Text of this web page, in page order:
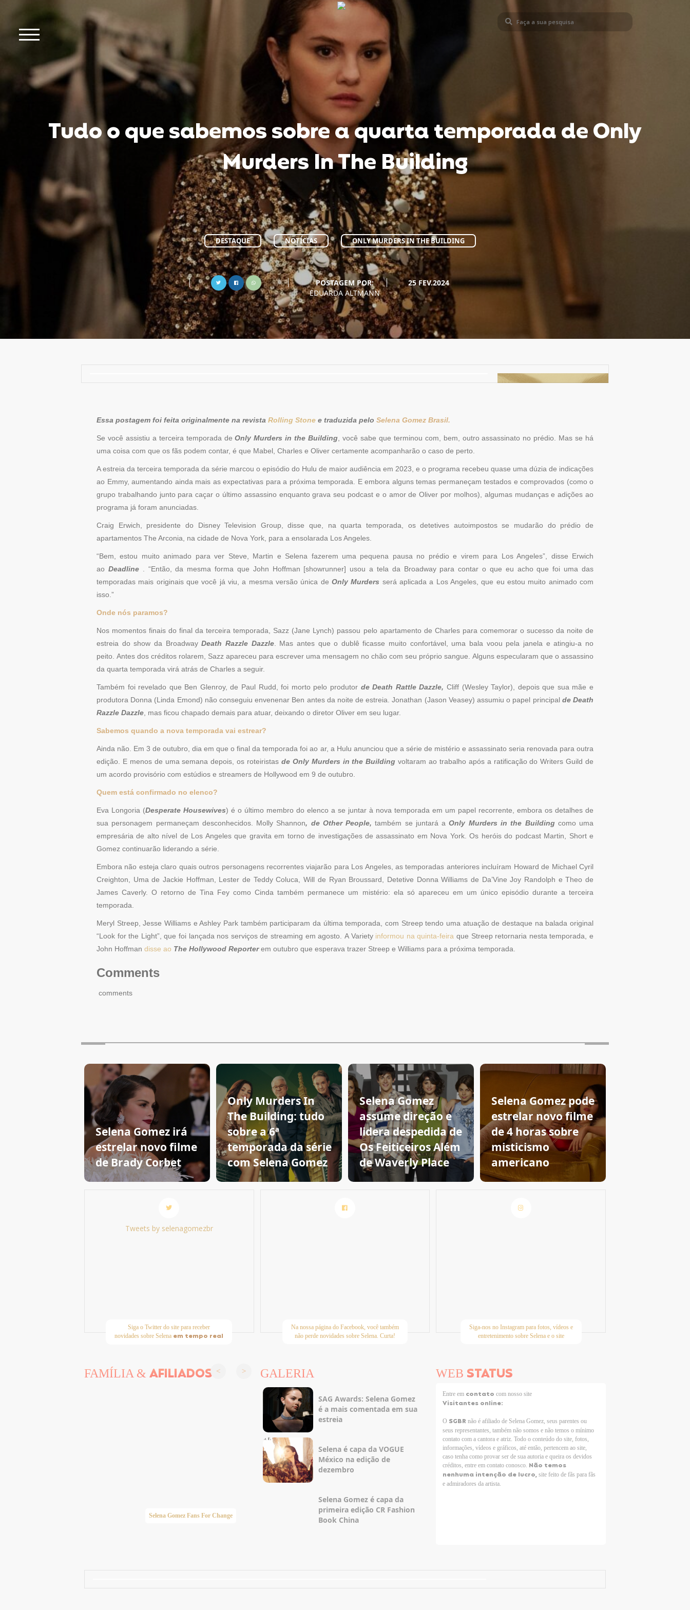
Tudo o que sabemos sobre a quarta temporada de Only
Murders In The Building
DESTAQUE NOTÍCIAS ONLY MURDERS IN THE BUILDING
POSTAGEM POR:
EDUARDA ALTMANN
25 FEV.2024
Essa postagem foi feita originalmente na revista Rolling Stone e traduzida pelo Selena Gomez Brasil.
Se você assistiu a terceira temporada deOnly Murders in the Building , você sabe que terminou com, bem, outro assassinato no prédio. Mas se há
uma coisa com que os fãs podem contar, é que Mabel, Charles e Oliver certamente acompanharão o caso de perto.
A estreia da terceira temporada da série marcou o episódio do Hulu de maior audiência em 2023, e o programa recebeu quase uma dúzia de indicações
ao Emmy, aumentando ainda mais as expectativas para a próxima temporada. E embora alguns temas permaneçam testados e comprovados (como o
grupo trabalhando junto para caçar o último assassino enquanto grava seu podcast e o amor de Oliver por molhos), algumas mudanças e adições ao
programa já foram anunciadas.
Craig Erwich, presidente do Disney Television Group, disse que, na quarta temporada, os detetives autoimpostos se mudarão do prédio de
apartamentos The Arconia, na cidade de Nova York, para a ensolarada Los Angeles.
“Bem, estou muito animado para ver Steve, Martin e Selena fazerem uma pequena pausa no prédio e virem para Los Angeles”, disse Erwich
ao Deadline. “Então, da mesma forma que John Hoffman [showrunner] usou a tela da Broadway para contar o que eu acho que foi uma das
temporadas mais originais que você já viu, a mesma versão única de Only Murders será aplicada a Los Angeles, que eu estou muito animado com
isso.”
Onde nós paramos?
Nos momentos finais do final da terceira temporada, Sazz (Jane Lynch) passou pelo apartamento de Charles para comemorar o sucesso da noite de
estreia do show da BroadwayDeath Razzle Dazzle. Mas antes que o dublê ficasse muito confortável, uma bala voou pela janela e atingiu-a no
peito. Antes dos créditos rolarem, Sazz apareceu para escrever uma mensagem no chão com seu próprio sangue. Alguns especularam que o assassino
da quarta temporada virá atrás de Charles a seguir.
Também foi revelado que Ben Glenroy, de Paul Rudd, foi morto pelo produtor de Death Rattle Dazzle, Cliff (Wesley Taylor), depois que sua mãe e
produtora Donna (Linda Emond) não conseguiu envenenar Ben antes da noite de estreia. Jonathan (Jason Veasey) assumiu o papel principal de Death
Razzle Dazzle , mas ficou chapado demais para atuar, deixando o diretor Oliver em seu lugar.
Sabemos quando a nova temporada vai estrear?
Ainda não. Em 3 de outubro, dia em que o final da temporada foi ao ar, a Hulu anunciou que a série de mistério e assassinato seria renovada para outra
edição. E menos de uma semana depois, os roteiristas de Only Murders in the Building voltaram ao trabalho após a ratificação do Writers Guild de
um acordo provisório com estúdios e streamers de Hollywood em 9 de outubro.
Quem está confirmado no elenco?
Eva Longoria (Desperate Housewives) é o último membro do elenco a se juntar à nova temporada em um papel recorrente, embora os detalhes de
sua personagem permaneçam desconhecidos. Molly Shannon, de Other People, também se juntará aOnly Murders in the Buildingcomo uma
empresária de alto nível de Los Angeles que gravita em torno de investigações de assassinato em Nova York. Os heróis do podcast Martin, Short e
Gomez continuarão liderando a série.
Embora não esteja claro quais outros personagens recorrentes viajarão para Los Angeles, as temporadas anteriores incluíram Howard de Michael Cyril
Creighton, Uma de Jackie Hoffman, Lester de Teddy Coluca, Will de Ryan Broussard, Detetive Donna Williams de Da’Vine Joy Randolph e Theo de
James Caverly. O retorno de Tina Fey como Cinda também permanece um mistério: ela só apareceu em um único episódio durante a terceira
temporada.
Meryl Streep, Jesse Williams e Ashley Park também participaram da última temporada, com Streep tendo uma atuação de destaque na balada original
“Look for the Light”, que foi lançada nos serviços de streaming em agosto. A Variety informou na quinta-feira que Streep retornaria nesta temporada, e
John Hoffman disse ao The Hollywood Reporterem outubro que esperava trazer Streep e Williams para a próxima temporada.
Comments
comments
Selena Gomez irá
estrelar novo filme
de Brady Corbet
Only Murders In
The Building: tudo
sobre a 6ª
temporada da série
com Selena Gomez
Selena Gomez
assume direção e
lidera despedida de
Os Feiticeiros Além
de Waverly Place
Selena Gomez pode
estrelar novo filme
de 4 horas sobre
misticismo
americano
Tweets by selenagomezbr
Siga o Twitter do site para receber
novidades sobre Selena em tempo real
Na nossa página do Facebook, você também
não perde novidades sobre Selena. Curta!
Siga-nos no Instagram para fotos, vídeos e
entretenimento sobre Selena e o site
FAMÍLIA & AFILIADOS
Selena Gomez Fans For Change Taylor Swift Brasil
GALERIA
SAG Awards: Selena Gomez
é a mais comentada em sua
estreia
Selena é capa da VOGUE
México na edição de
dezembro
Selena Gomez é capa da
primeira edição CR Fashion
Book China
WEB STATUS
Entre em contatocom nosso site
Visitantes online:
O SGBR não é afiliado de Selena Gomez, seus parentes ou
seus representantes, também não somos e não temos o mínimo
contato com a cantora e atriz. Todo o conteúdo do site, fotos,
informações, vídeos e gráficos, até então, pertencem ao site,
caso tenha como provar ser de sua autoria e queira os devidos
créditos, entre em contato conosco. Não temos
nenhuma intenção de lucro,site feito de fãs para fãs
e admiradores da artista.